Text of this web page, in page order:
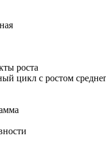
роста
цикл с ростом